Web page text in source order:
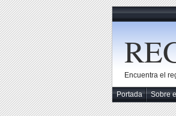
Encuentra el
Portada Sobre